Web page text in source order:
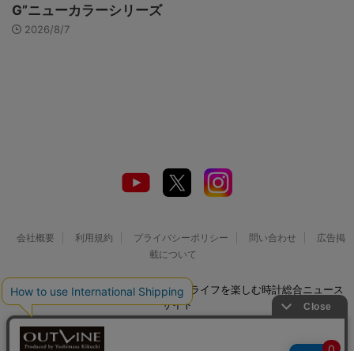
G”ニューカラーシリーズ
2026/8/7
会社概要 利用規約 プライバシーポリシー 問い合わせ
広告掲
載について
© 2026 Watch LIFE NEWS｜ウオッチライフを楽しむ時計総合ニュース
サイト